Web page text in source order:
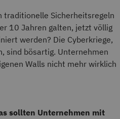
traditionelle Sicherheitsregeln
10 Jahren galten, jetzt völlig
werden? Die Cyberkriege,
sind bösartig. Unternehmen
Walls nicht mehr wirklich
sollten Unternehmen mit